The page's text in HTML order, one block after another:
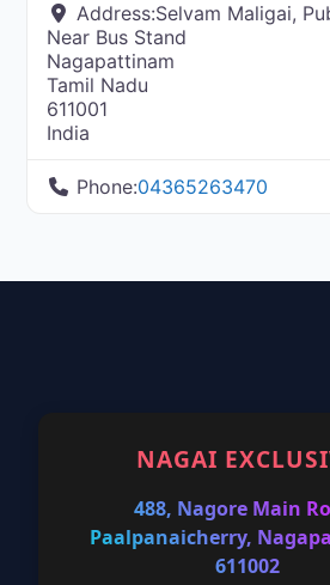
Address:Selvam Maligai,
Near Bus Stand
Nagapattinam
Tamil Nadu
611001
India
Phone:04365263470
NAGAI
488, Nagore Main
Paalpanaicherry,
611002